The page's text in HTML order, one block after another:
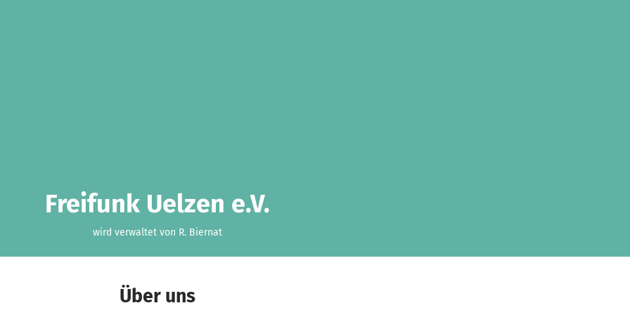
Freifunk Uelzen e.V.
wird verwaltet von R. Biernat
Über uns